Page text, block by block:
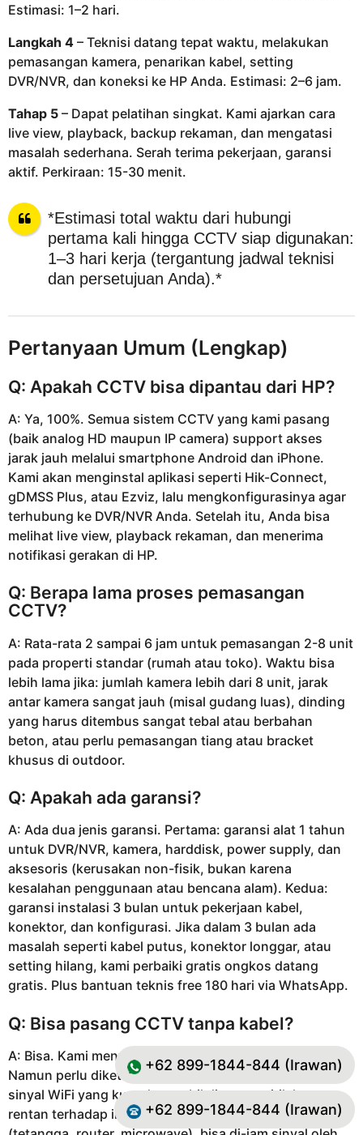
Estimasi: 1–2 hari.
Langkah 4 – Teknisi datang tepat waktu, melakukan
pemasangan kamera, penarikan kabel, setting
DVR/NVR, dan koneksi ke HP Anda. Estimasi: 2–6 jam.
Tahap 5 – Dapat pelatihan singkat. Kami ajarkan cara
live view, playback, backup rekaman, dan mengatasi
masalah sederhana. Serah terima pekerjaan, garansi
aktif. Perkiraan: 15-30 menit.
*Estimasi total waktu dari hubungi
pertama kali hingga CCTV siap digunakan:
1–3 hari kerja (tergantung jadwal teknisi
dan persetujuan Anda).*
Pertanyaan Umum (Lengkap)
Q: Apakah CCTV bisa dipantau dari HP?
A: Ya, 100%. Semua sistem CCTV yang kami pasang
(baik analog HD maupun IP camera) support akses
jarak jauh melalui smartphone Android dan iPhone.
Kami akan menginstal aplikasi seperti Hik-Connect,
gDMSS Plus, atau Ezviz, lalu mengkonfigurasinya agar
terhubung ke DVR/NVR Anda. Setelah itu, Anda bisa
melihat live view, playback rekaman, dan menerima
notifikasi gerakan di HP.
Q: Berapa lama proses pemasangan
CCTV?
A: Rata-rata 2 sampai 6 jam untuk pemasangan 2-8 unit
pada properti standar (rumah atau toko). Waktu bisa
lebih lama jika: jumlah kamera lebih dari 8 unit, jarak
antar kamera sangat jauh (misal gudang luas), dinding
yang harus ditembus sangat tebal atau berbahan
beton, atau perlu pemasangan tiang atau bracket
khusus di outdoor.
Q: Apakah ada garansi?
A: Ada dua jenis garansi. Pertama: garansi alat 1 tahun
untuk DVR/NVR, kamera, harddisk, power supply, dan
aksesoris (kerusakan non-fisik, bukan karena
kesalahan penggunaan atau bencana alam). Kedua:
garansi instalasi 3 bulan untuk pekerjaan kabel,
konektor, dan konfigurasi. Jika dalam 3 bulan ada
masalah seperti kabel putus, konektor longgar, atau
setting hilang, kami perbaiki gratis ongkos datang
gratis. Plus bantuan teknis free 180 hari via WhatsApp.
Q: Bisa pasang CCTV tanpa kabel?
A: Bisa. Kami menyediakan sistem wireless CCTV.
Namun perlu diketahui kelemahannya: membutuhkan
sinyal WiFi yang kuat dan stabil di semua titik kamera,
rentan terhadap interferensi dari perangkat WiFi lain
+62 899-1844-844 (Irawan)
+62 899-1844-844 (Irawan)